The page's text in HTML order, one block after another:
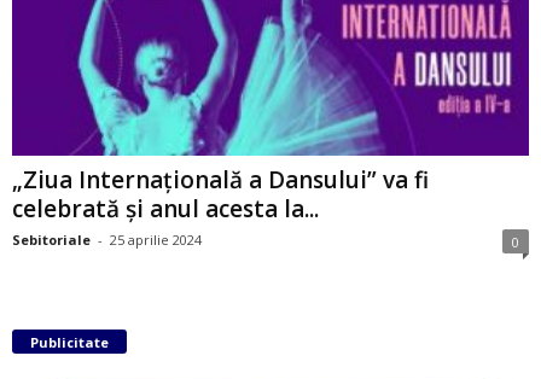
„Ziua Internațională a Dansului” va fi
celebrată și anul acesta la...
Sebitoriale - 25 aprilie 2024 0
Publicitate